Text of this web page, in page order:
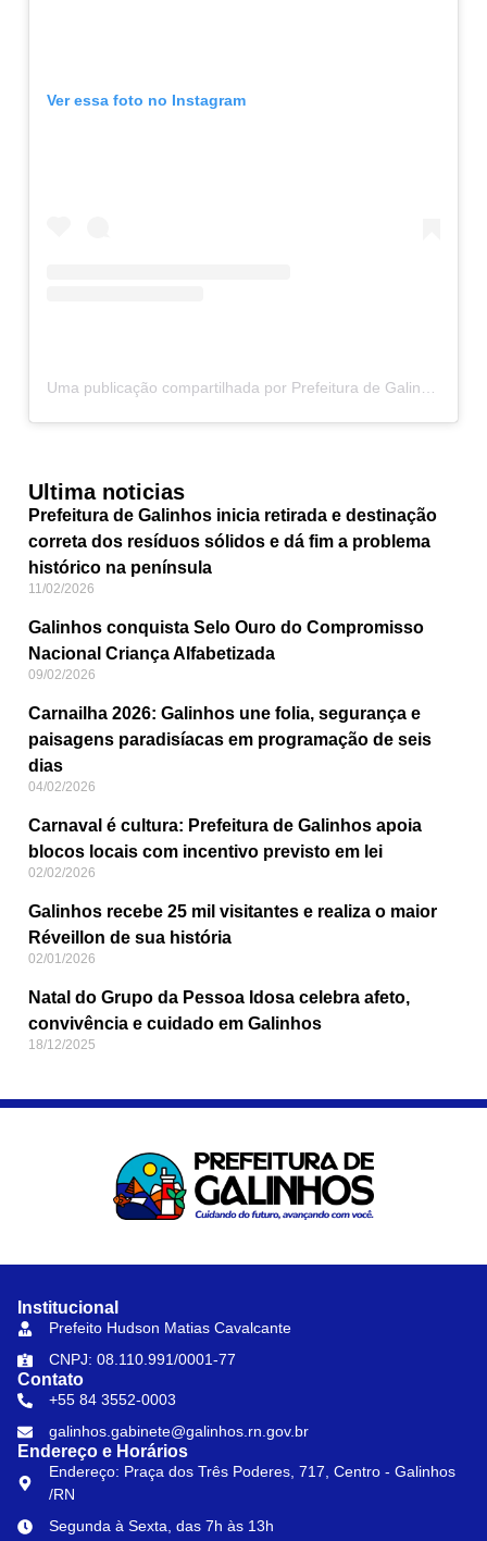
Ver essa foto no Instagram
Ultima noticias
Prefeitura de Galinhos inicia retirada e destinação
correta dos resíduos sólidos e dá fim a problema
histórico na península
11/02/2026
Galinhos conquista Selo Ouro do Compromisso
Nacional Criança Alfabetizada
09/02/2026
Carnailha 2026: Galinhos une folia, segurança e
paisagens paradisíacas em programação de seis
dias
04/02/2026
Carnaval é cultura: Prefeitura de Galinhos apoia
blocos locais com incentivo previsto em lei
02/02/2026
Galinhos recebe 25 mil visitantes e realiza o maior
Réveillon de sua história
02/01/2026
Natal do Grupo da Pessoa Idosa celebra afeto,
convivência e cuidado em Galinhos
18/12/2025
Institucional
Prefeito Hudson Matias Cavalcante
CNPJ: 08.110.991/0001-77
Contato
+55 84 3552-0003
galinhos.gabinete@galinhos.rn.gov.br
Endereço e Horários
Endereço: Praça dos Três Poderes, 717, Centro - Galinhos
/RN
Segunda à Sexta, das 7h às 13h